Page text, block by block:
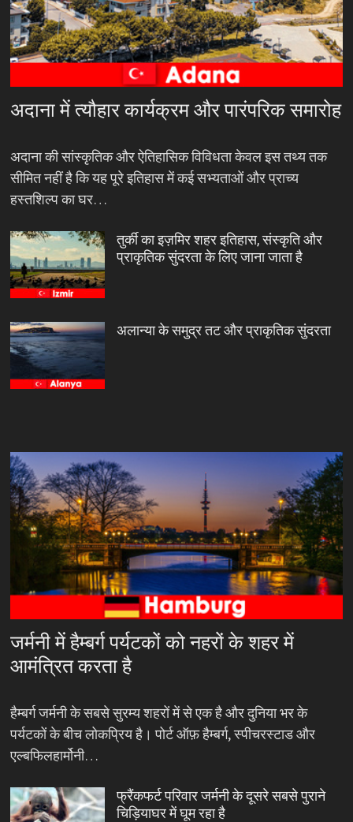
अदाना में त्यौहार कार्यक्रम और पारंपरिक समारोह
अदाना की सांस्कृतिक और ऐतिहासिक विविधता केवल इस तथ्य तक
सीमित नहीं है कि यह पूरे इतिहास में कई सभ्यताओं और प्राच्य
हस्तशिल्प का घर…
तुर्की का इज़मिर शहर इतिहास, संस्कृति और
प्राकृतिक सुंदरता के लिए जाना जाता है
अलान्या के समुद्र तट और प्राकृतिक सुंदरता
जर्मनी में हैम्बर्ग पर्यटकों को नहरों के शहर में
आमंत्रित करता है
हैम्बर्ग जर्मनी के सबसे सुरम्य शहरों में से एक है और दुनिया भर के
पर्यटकों के बीच लोकप्रिय है। पोर्ट ऑफ़ हैम्बर्ग, स्पीचरस्टाड और
एल्बफिलहार्मोनी…
फ्रैंकफर्ट परिवार जर्मनी के दूसरे सबसे पुराने
चिड़ियाघर में घूम रहा है